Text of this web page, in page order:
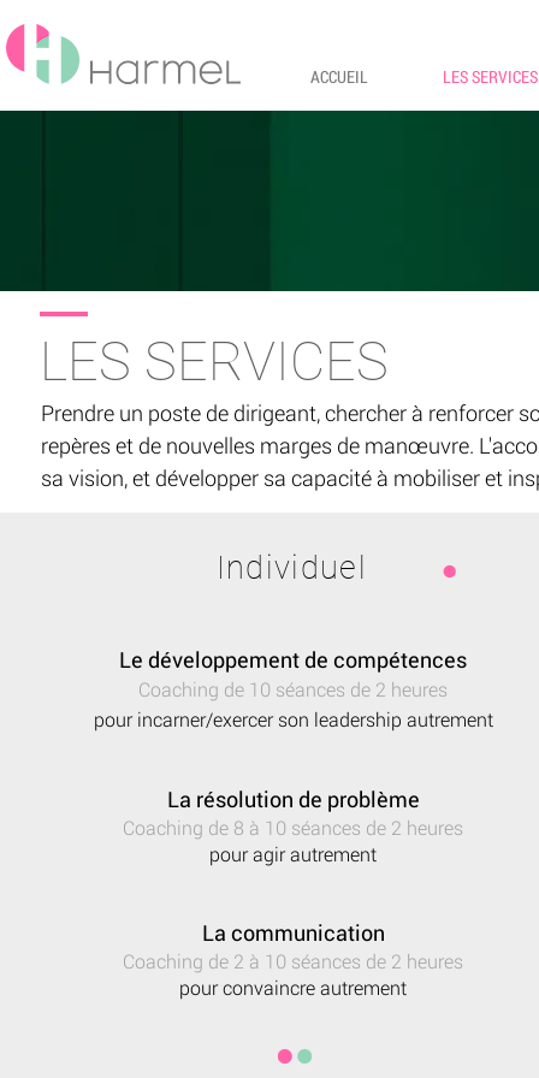
ACCUEIL LES SERVICES
LES SERVICES
Prendre un poste de dirigeant, chercher à renforcer
repères et de nouvelles marges de manœuvre.
sa vision, et développer sa capacité à mobiliser et
Individuel
Le développement de compétences
Coaching de 10 séances de 2 heures
pour incarner/exercer son leadership autrement
La résolution de problème
Coaching de 8 à 10 séances de 2 heures
pour agir autrement
La communication
Coaching de 2 à 10 séances de 2 heures
pour convaincre autrement